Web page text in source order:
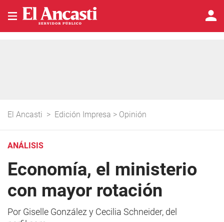
El Ancasti > Edición Impresa > Opinión
ANÁLISIS
Economía, el ministerio
con mayor rotación
Por Giselle González y Cecilia Schneider, del